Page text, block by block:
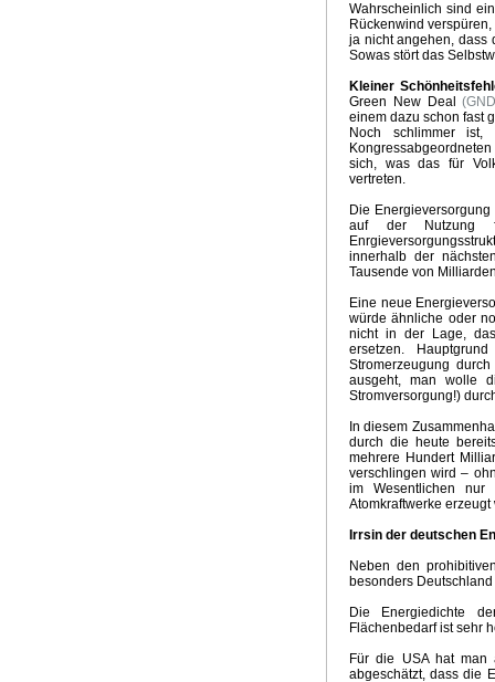
Wahrscheinlich sind
Rückenwind
ja nicht angehen, dass
Sowas stört das
Kleiner
Green New Deal
einem dazu schon fast
Noch schlimmer
sich, was das für
vertreten.
Die
auf der Nutzung
innerhalb der
Tausende von
Eine neue
würde ähnliche oder
nicht in der Lage,
ersetzen.
Stromerzeugung
ausgeht, man wolle
Stromversorgung!)
In diesem
durch die heute
mehrere Hundert
verschlingen wird –
im Wesentlichen
Atomkraftwerke
Irrsin der deutschen
Neben den
besonders
Die Energiedichte
Flächenbedarf ist sehr
Für die USA hat man
abgeschätzt, dass die